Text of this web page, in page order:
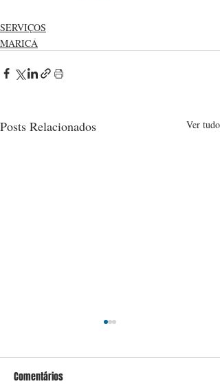
SERVIÇOS
MARICÁ
Posts Relacionados Ver tudo
Comentários